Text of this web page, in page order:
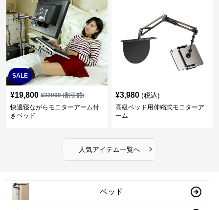
SALE
¥19,800 ¥22900(割引前)
快適寝ながらモニターアーム付
きベッド
¥3,980 (税込)
高級ベッド用伸縮式モニターア
ーム
人気アイテム一覧へ ›
ベッド